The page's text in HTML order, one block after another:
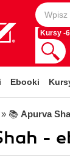
Kursy -
Ebooki
» 📚 Apurva
-